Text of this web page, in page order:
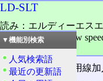
LD-SLT
読み：エルディーエス
外語：LD-SLT: Low
品詞：名詞
SDH用の低速専用線
▼機能別検索
人気検索語
最近の更新語